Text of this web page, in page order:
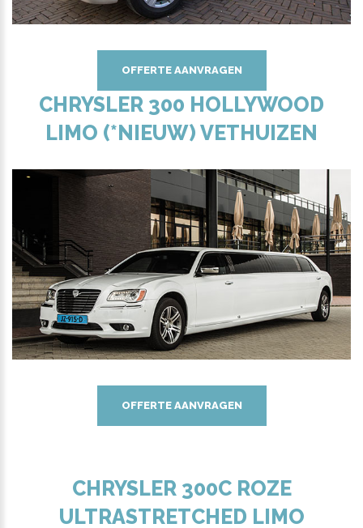
OFFERTE AANVRAGEN
CHRYSLER 300 HOLLYWOOD
LIMO (*NIEUW) VETHUIZEN
OFFERTE AANVRAGEN
CHRYSLER 300C ROZE
ULTRASTRETCHED LIMO